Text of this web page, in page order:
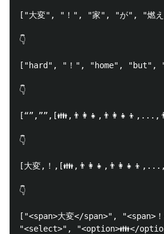
["大変", "！", "家", "が", "燃
👇
["hard", "！", "home",
👇
👇
[大変,！
👇
["<span>大変</span>", "<span>
"<select>", "<option>👪</